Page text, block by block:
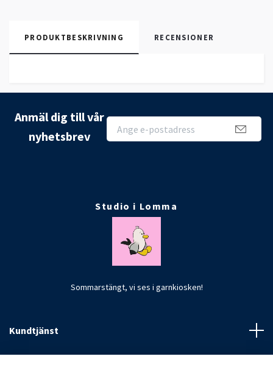
PRODUKTBESKRIVNING RECENSIONER
Anmäl dig till vår
nyhetsbrev
Studio i Lomma
Sommarstängt, vi ses i garnkiosken!
Kundtjänst